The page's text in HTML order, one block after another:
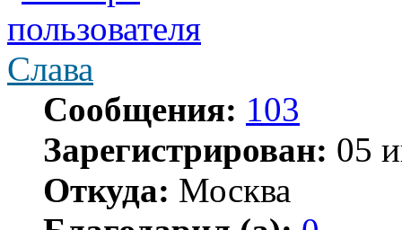
Слава
Сообщения: 103
Зарегистрирован: 05
Откуда: Москва